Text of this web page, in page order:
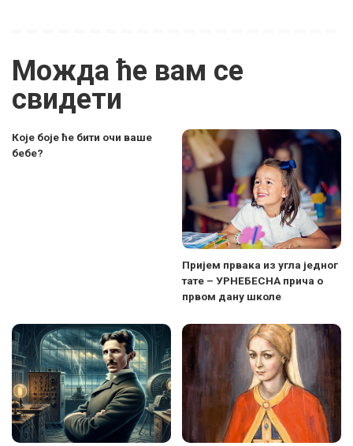
Можда ће вам се
свидети
Које боје ће бити очи ваше
бебе?
Пријем првака из угла једног
тате – УРНЕБЕСНА прича о
првом дану школе